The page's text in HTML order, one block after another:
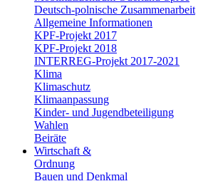
Deutsch-polnische Zusammenarbeit
Allgemeine Informationen
KPF-Projekt 2017
KPF-Projekt 2018
INTERREG-Projekt 2017-2021
Klima
Klimaschutz
Klimaanpassung
Kinder- und Jugendbeteiligung
Wahlen
Beiräte
Wirtschaft &
Ordnung
Bauen und Denkmal